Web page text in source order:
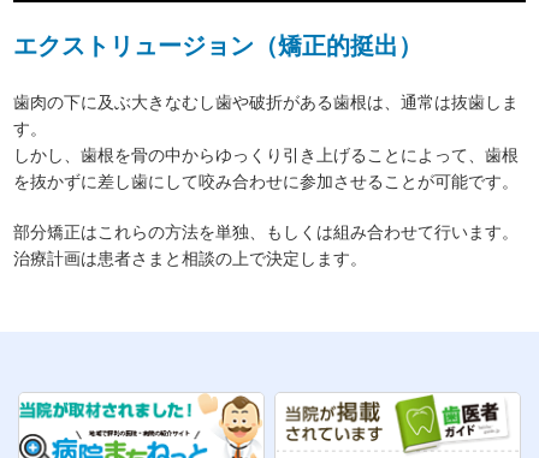
エクストリュージョン（矯正的挺出）
歯肉の下に及ぶ大きなむし歯や破折がある歯根は、通常は抜歯しま
す。
しかし、歯根を骨の中からゆっくり引き上げることによって、歯根
を抜かずに差し歯にして咬み合わせに参加させることが可能です。
部分矯正はこれらの方法を単独、もしくは組み合わせて行います。
治療計画は患者さまと相談の上で決定します。